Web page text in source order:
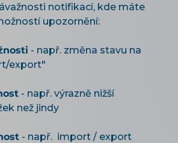
notifikací, kde máte
upozornění:
- např. změna stavu na
export"
- např. výrazně nižší
než jindy
- např. import / export